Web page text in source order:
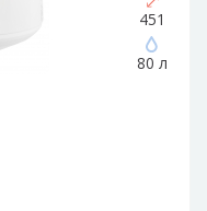
451
80 л